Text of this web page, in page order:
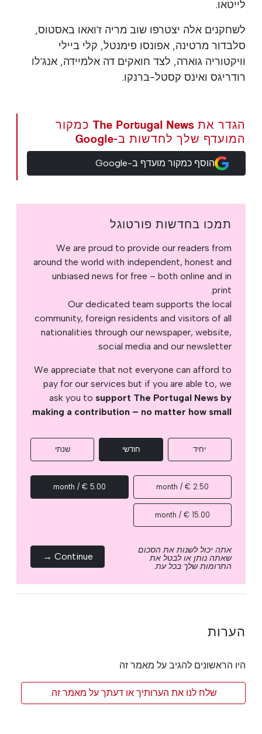
לייטאו.
לשחקנים אלה יצטרפו שוב מריה ז'ואאו באסטוס,
סלבדור מרטינה, אפונסו פימנטל, קלי ביילי
וויקטוריה גוארה, לצד חואקים דה אלמיידה, אנג'לו
רודריגס ואינס קסטל-ברנקו.
הגדר את The Portugal News כמקור
המועדף שלך לחדשות ב-Google
הוסף כמקור מועדף ב-Google
תמכו בחדשות פורטוגל
We are proud to provide our readers from
around the world with independent, honest and
unbiased news for free – both online and in
print.
Our dedicated team supports the local
community, foreign residents and visitors of all
nationalities through our newspaper, website,
social media and our newsletter.
We appreciate that not everyone can afford to
pay for our services but if you are able to, we
ask you to support The Portugal News by
making a contribution – no matter how small
.
יחיד חודשי שנתי
2.50 € / month
5.00 € / month
15.00 € / month
אתה יכול לשנות את הסכום
שאתה נותן או לבטל את
התרומות שלך בכל עת.
Continue →
הערות
היו הראשונים להגיב על מאמר זה
שלח לנו את הערותיך או דעתך על מאמר זה.